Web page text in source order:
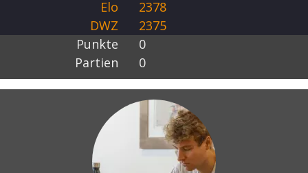
Elo
2378
DWZ
2375
Punkte
0
Partien
0